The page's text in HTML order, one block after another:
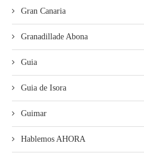
Gran Canaria
Granadillade Abona
Guia
Guia de Isora
Guimar
Hablemos AHORA